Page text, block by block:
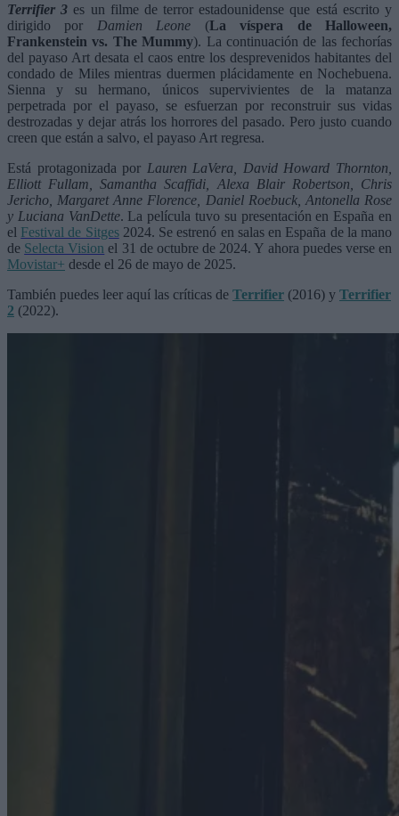
Terrifier 3 es un filme de terror estadounidense que está escrito y
dirigido por Damien Leone (La víspera de Halloween,
Frankenstein vs. The Mummy). La continuación de las fechorías
del payaso Art desata el caos entre los desprevenidos habitantes del
condado de Miles mientras duermen plácidamente en Nochebuena.
Sienna y su hermano, únicos supervivientes de la matanza
perpetrada por el payaso, se esfuerzan por reconstruir sus vidas
destrozadas y dejar atrás los horrores del pasado. Pero justo cuando
creen que están a salvo, el payaso Art regresa.
Está protagonizada por Lauren LaVera, David Howard Thornton,
Elliott Fullam, Samantha Scaffidi, Alexa Blair Robertson, Chris
Jericho, Margaret Anne Florence, Daniel Roebuck, Antonella Rose
y Luciana VanDette. La película tuvo su presentación en España en
el Festival de Sitges2024. Se estrenó en salas en España de la mano
de Selecta Vision el 31 de octubre de 2024. Y ahora puedes verse en
Movistar+ desde el 26 de mayo de 2025.
También puedes leer aquí las críticas de Terrifier (2016) y Terrifier
2 (2022).